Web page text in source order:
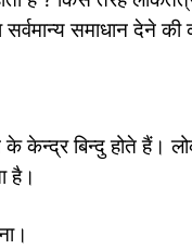
समाधान देने की
केन्द्र बिन्दु होते हैं।
है।